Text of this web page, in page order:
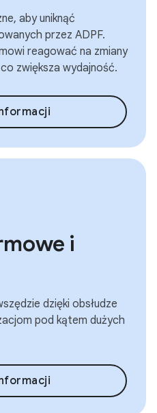
aby uniknąć
przez ADPF.
reagować na zmiany
zwiększa wydajność.
i
dzięki obsłudze
pod kątem dużych